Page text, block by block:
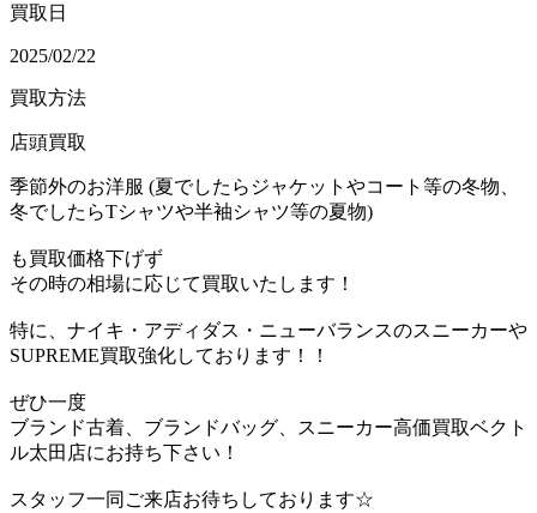
買取日
2025/02/22
買取方法
店頭買取
季節外のお洋服 (夏でしたらジャケットやコート等の冬物、
冬でしたらTシャツや半袖シャツ等の夏物)
も買取価格下げず
その時の相場に応じて買取いたします！
特に、ナイキ・アディダス・ニューバランスのスニーカーや
SUPREME買取強化しております！！
ぜひ一度
ブランド古着、ブランドバッグ、スニーカー高価買取ベクト
ル太田店にお持ち下さい！
スタッフ一同ご来店お待ちしております☆